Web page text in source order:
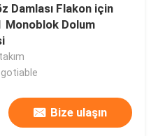
Damlası Flakon için
Monoblok Dolum
Bize ulaşın